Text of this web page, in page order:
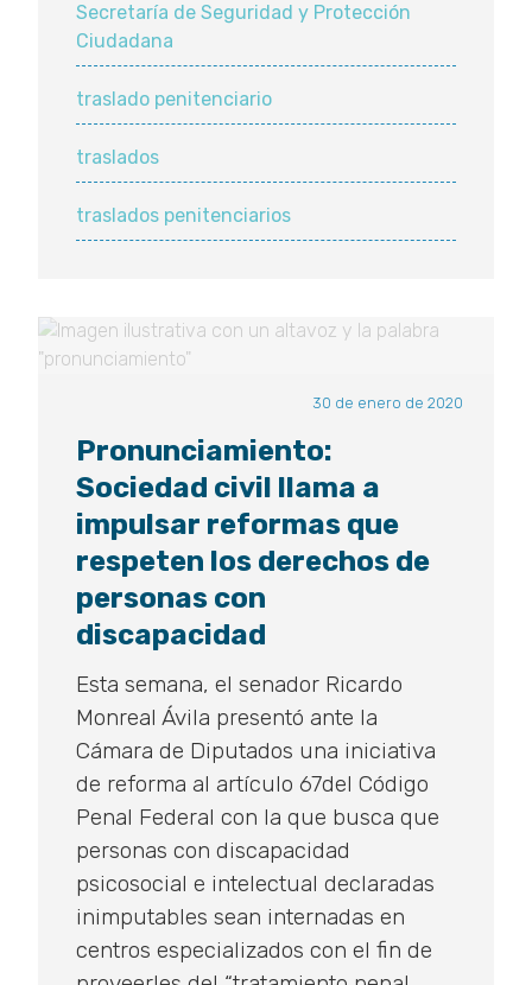
Secretaría de Seguridad y Protección
Ciudadana
traslado penitenciario
traslados
traslados penitenciarios
30 de enero de 2020
Pronunciamiento:
Sociedad civil llama a
impulsar reformas que
respeten los derechos de
personas con
discapacidad
Esta semana, el senador Ricardo
Monreal Ávila presentó ante la
Cámara de Diputados una iniciativa
de reforma al artículo 67del Código
Penal Federal con la que busca que
personas con discapacidad
psicosocial e intelectual declaradas
inimputables sean internadas en
centros especializados con el fin de